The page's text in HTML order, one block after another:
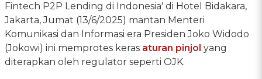
Fintech P2P Lending di Indonesia' di Hotel Bidakara,
Jakarta, Jumat (13/6/2025) mantan Menteri
Komunikasi dan Informasi era Presiden Joko Widodo
(Jokowi) ini memprotes keras aturan pinjol yang
diterapkan oleh regulator seperti OJK.